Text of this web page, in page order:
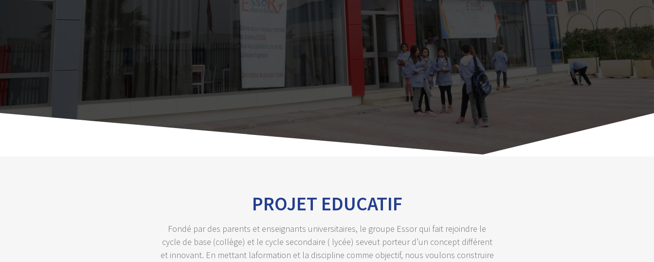
PROJET EDUCATIF
Fondé par des parents et enseignants universitaires, le groupe Essor qui fait rejoindre le
cycle de base (collège) et le cycle secondaire ( lycée) seveut porteur d’un concept différent
et innovant. En mettant laformation et la discipline comme objectif, nous voulons construire